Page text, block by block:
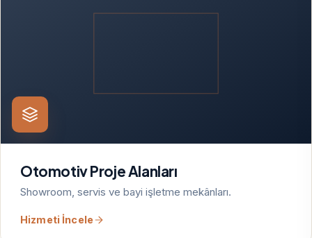
Otomotiv Proje Alanları
Showroom, servis ve bayi işletme mekânları.
Hizmeti İncele